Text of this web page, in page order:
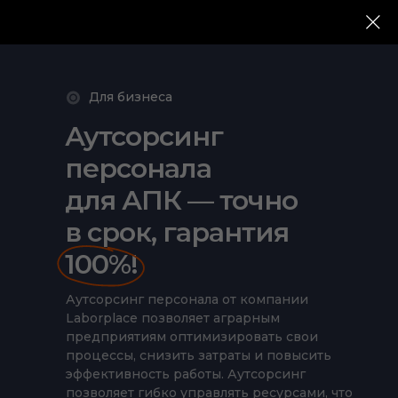
Аутсорсинг
персонала
для АПК — точно
в срок, гарантия
100%!
Аутсорсинг персонала от компании
Laborplace позволяет аграрным
предприятиям оптимизировать свои
процессы, снизить затраты и повысить
эффективность работы. Аутсорсинг
позволяет гибко управлять ресурсами, что
Для бизнеса